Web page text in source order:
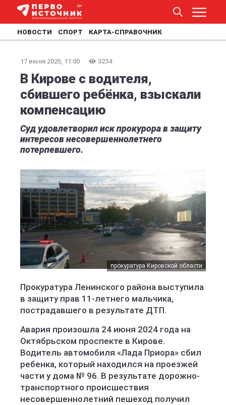
НОВОСТИ СПОРТ КАРТА-СПРАВОЧНИК
17 июня 2025, 11:00 3234
В Кирове с водителя,
сбившего ребёнка, взыскали
компенсацию
Суд удовлетворил иск прокурора в защиту
интересов несовершеннолетнего
потерпевшего.
прокуратура Кировской области
Прокуратура Ленинского района выступила
в защиту прав 11-летнего мальчика,
пострадавшего в результате ДТП.
Авария произошла 24 июня 2024 года на
Октябрьском проспекте в Кирове.
Водитель автомобиля «Лада Приора» сбил
ребенка, который находился на проезжей
части у дома № 96. В результате дорожно-
транспортного происшествия
несовершеннолетний пешеход получил